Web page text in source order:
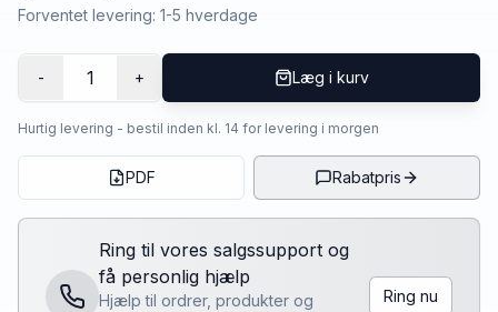
Forventet levering: 1-5 hverdage
- 1 + Læg i kurv
Hurtig levering - bestil inden kl. 14 for levering i morgen
PDF Rabatpris
Ring til vores salgssupport og
få personlig hjælp
Hjælp til ordrer, produkter og
Ring nu